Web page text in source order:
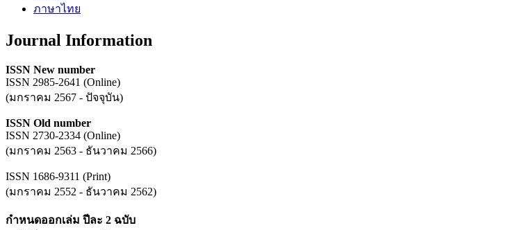
ภาษาไทย
Journal Information
ISSN New number
ISSN 2985-2641 (Online)
(มกราคม 2567 - ปัจจุบัน)
ISSN Old number
ISSN 2730-2334 (Online)
(มกราคม 2563 - ธันวาคม 2566)
ISSN 1686-9311 (Print)
(มกราคม 2552 - ธันวาคม 2562)
กำหนดออกเล่ม ปีละ 2 ฉบับ